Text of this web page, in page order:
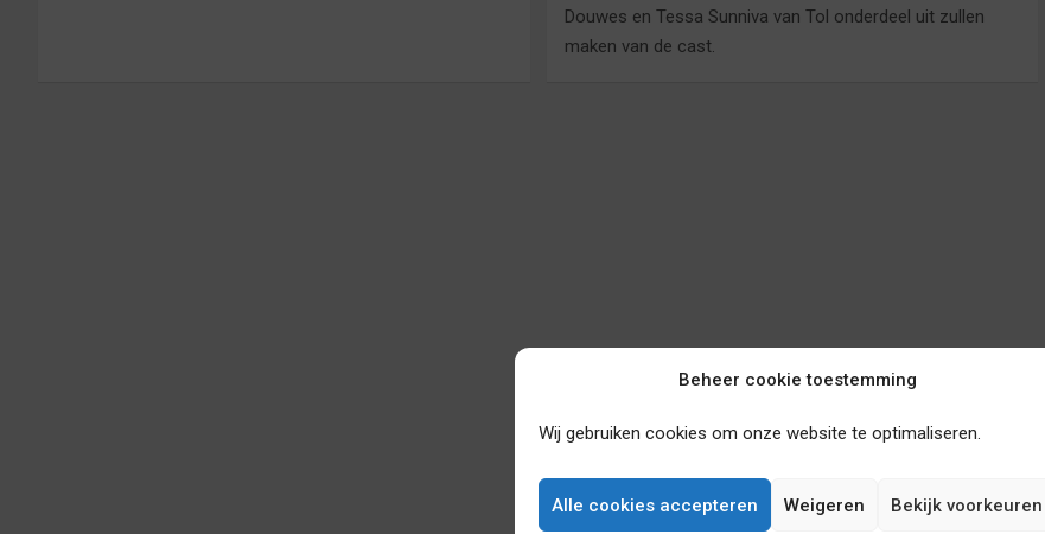
Beheer cookie toestemming
Wij gebruiken cookies om onze website te optimaliseren.
Alle cookies accepteren Weigeren Bekijk voorkeuren
Douwes en Tessa Sunniva van Tol onderdeel uit zullen
maken van de cast.